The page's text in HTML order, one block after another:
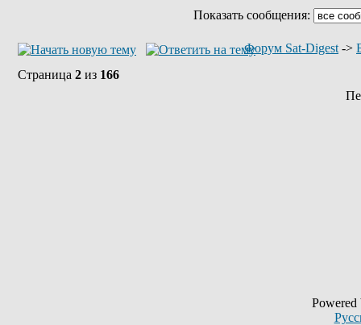
Показать сообщения:
Форум Sat-Digest ->
Страница 2 из 166